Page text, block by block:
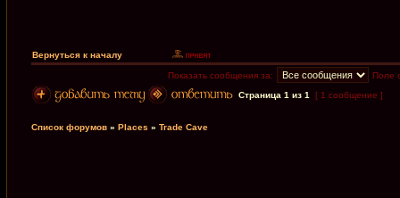
Вернуться к началу
Показать сообщения за:
Поле
Страница 1 из 1 [ 1 сообщение ]
Список форумов » Places » Trade Cave